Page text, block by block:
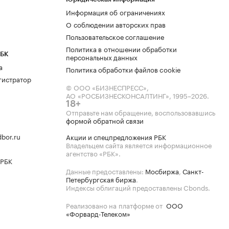
Информация об ограничениях
О соблюдении авторских прав
Пользовательское соглашение
Политика в отношении обработки
персональных данных
Политика обработки файлов cookie
© ООО «БИЗНЕСПРЕСС»,
АО «РОСБИЗНЕСКОНСАЛТИНГ», 1995–2026.
18+
Отправьте нам обращение, воспользовавшись
формой обратной связи
Акции и спецпредложения РБК
Владельцем сайта является информационное
агентство «РБК».
Данные предоставлены: Мосбиржа, Санкт-
Петербургская биржа.
Индексы облигаций предоставлены Cbonds.
Реализовано на платформе от ООО
«Форвард-Телеком»